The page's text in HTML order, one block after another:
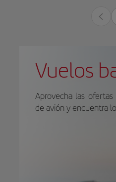
Vuelos
Aprovecha las
de avión y encuentra